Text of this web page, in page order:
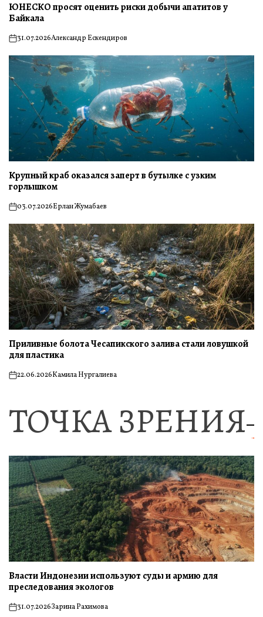
ЮНЕСКО просят оценить риски добычи апатитов у
Байкала
on31.07.2026Александр Ескендиров
Крупный краб оказался заперт в бутылке с узким
горлышком
on03.07.2026Ерлан Жумабаев
Приливные болота Чесапикского залива стали ловушкой
для пластика
on22.06.2026Камила Нургалиева
ТОЧКА ЗРЕНИЯ
Власти Индонезии используют суды и армию для
преследования экологов
on31.07.2026Зарина Рахимова